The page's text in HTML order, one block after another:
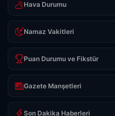
Hava Durumu
Namaz Vakitleri
Puan Durumu ve Fikstür
Gazete Manşetleri
Son Dakika Haberleri